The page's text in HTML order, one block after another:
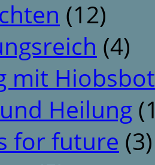
(12)
(4)
mit
Heilung
for future (3)